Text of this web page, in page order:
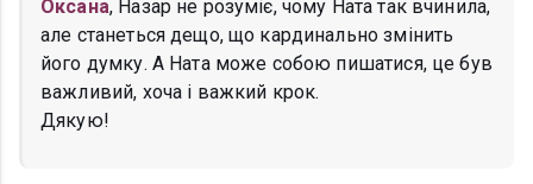
Оксана, Назар не розуміє, чому Ната так вчинила,
але станеться дещо, що кардинально змінить
його думку. А Ната може собою пишатися, це був
важливий, хоча і важкий крок.
Дякую!